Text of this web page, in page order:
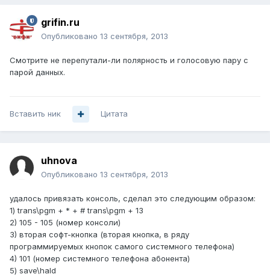
grifin.ru
Опубликовано 13 сентября, 2013
Смотрите не перепутали-ли полярность и голосовую пару с
парой данных.
Вставить ник Цитата
uhnova
Опубликовано 13 сентября, 2013
удалось привязать консоль, сделал это следующим образом:
1) trans\pgm + * + # trans\pgm + 13
2) 105 - 105 (номер консоли)
3) вторая софт-кнопка (вторая кнопка, в ряду
программируемых кнопок самого системного телефона)
4) 101 (номер системного телефона абонента)
5) save\hald